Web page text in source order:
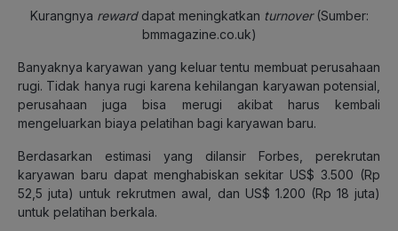
Kurangnya rewarddapat meningkatkan turnover(Sumber:
bmmagazine.co.uk)
Banyaknya karyawan yang keluar tentu membuat perusahaan
rugi. Tidak hanya rugi karena kehilangan karyawan potensial,
perusahaan juga bisa merugi akibat harus kembali
mengeluarkan biaya pelatihan bagi karyawan baru.
Berdasarkan estimasi yang dilansir Forbes, perekrutan
karyawan baru dapat menghabiskan sekitar US$ 3.500 (Rp
52,5 juta) untuk rekrutmen awal, dan US$ 1.200 (Rp 18 juta)
untuk pelatihan berkala.